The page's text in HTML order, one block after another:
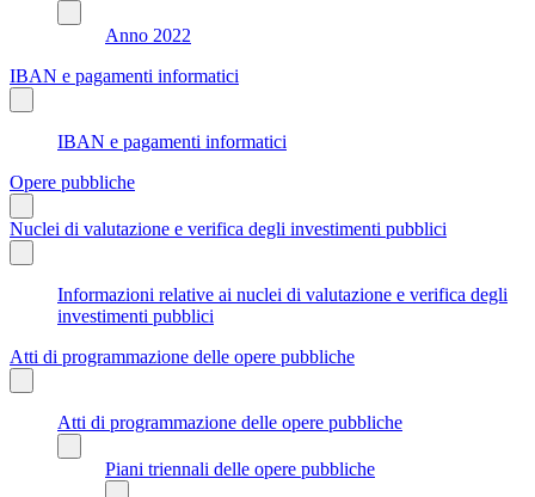
Anno 2022
IBAN e pagamenti informatici
IBAN e pagamenti informatici
Opere pubbliche
Nuclei di valutazione e verifica degli investimenti pubblici
Informazioni relative ai nuclei di valutazione e verifica degli
investimenti pubblici
Atti di programmazione delle opere pubbliche
Atti di programmazione delle opere pubbliche
Piani triennali delle opere pubbliche